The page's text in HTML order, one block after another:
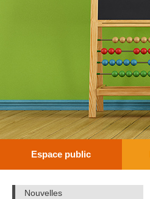
Espace public
Nouvelles